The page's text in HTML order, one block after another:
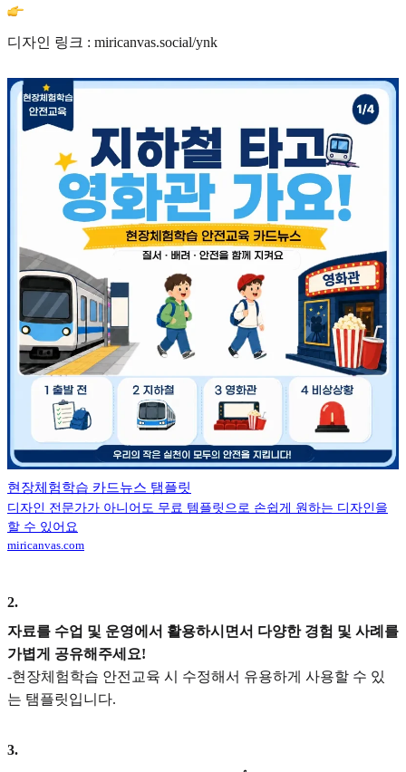
디자인 링크 : miricanvas.social/ynk
현장체험학습 카드뉴스 탬플릿
디자인 전문가가 아니어도 무료 템플릿으로 손쉽게 원하는 디자인을
할 수 있어요
miricanvas.com
2.
자료를 수업 및 운영에서 활용하시면서 다양한 경험 및 사례를
가볍게 공유해주세요!
-현장체험학습 안전교육 시 수정해서 유용하게 사용할 수 있
는 탬플릿입니다.
3.